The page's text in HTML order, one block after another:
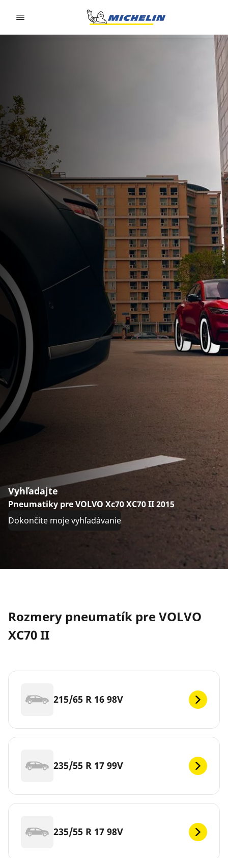
Vyhľadajte
Pneumatiky pre VOLVO Xc70 XC70 II 2015
Dokončite moje vyhľadávanie
Rozmery pneumatík pre VOLVO
XC70 II
215/65 R 16 98V
235/55 R 17 99V
235/55 R 17 98V